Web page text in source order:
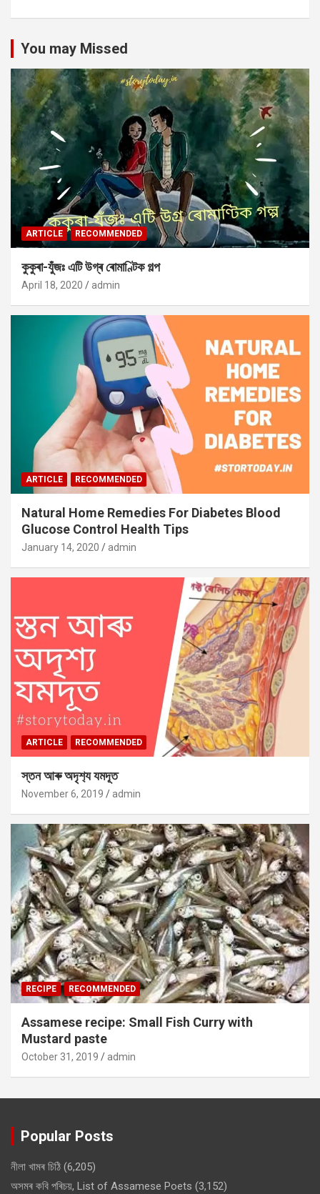
You may Missed
ARTICLE RECOMMENDED
কুকুৰা-যুঁজঃ এটি উগ্ৰ ৰোমাণ্টিক গল্প
April 18, 2020 admin
ARTICLE RECOMMENDED
Natural Home Remedies For Diabetes Blood
Glucose Control Health Tips
January 14, 2020 admin
ARTICLE RECOMMENDED
স্তন আৰু অদৃশ‍্য যমদূত
November 6, 2019 admin
RECIPE RECOMMENDED
Assamese recipe: Small Fish Curry with
Mustard paste
October 31, 2019 admin
Popular Posts
নীলা খামৰ চিঠি (6,205)
অসমৰ কবি পৰিচয়, List of Assamese Poets (3,152)